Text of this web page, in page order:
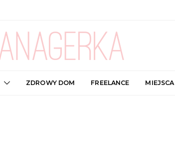
ZDROWY DOM FREELANCE MIEJSCA